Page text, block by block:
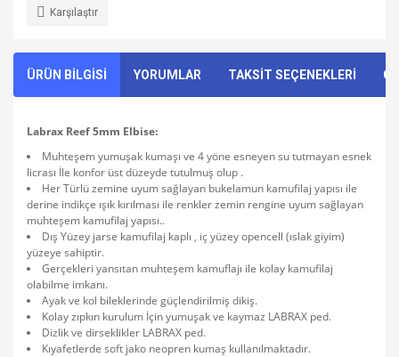
Karşılaştır
ÜRÜN BİLGİSİ YORUMLAR TAKSİT SEÇENEKLERİ
Labrax Reef 5mm Elbise:
Muhteşem yumuşak kumaşı ve 4 yöne esneyen su tutmayan esnek
licrası İle konfor üst düzeyde tutulmuş olup .
Her Türlü zemine uyum sağlayan bukelamun kamufilaj yapısı ile
derine indikçe ışık kırılması ile renkler zemin rengine uyum sağlayan
muhteşem kamufilaj yapısı..
Dış Yüzey jarse kamufilaj kaplı , iç yüzey opencell (ıslak giyim)
yüzeye sahiptir.
Gerçekleri yansıtan muhteşem kamuflajı ile kolay kamufilaj
olabilme imkanı.
Ayak ve kol bileklerinde güçlendirilmiş dikiş.
Kolay zıpkın kurulum İçin yumuşak ve kaymaz LABRAX ped.
Dizlik ve dirseklikler LABRAX ped.
Kıyafetlerde soft jako neopren kumaş kullanılmaktadır.